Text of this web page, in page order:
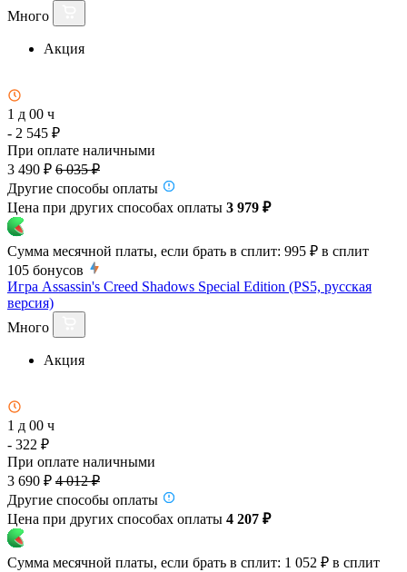
Много
Акция
1 д 00 ч
- 2 545 ₽
При оплате наличными
3 490 ₽ 6 035 ₽
Другие способы оплаты
Цена при других способах оплаты 3 979 ₽
Сумма месячной платы, если брать в сплит: 995 ₽ в сплит
105 бонусов
Игра Assassin's Creed Shadows Special Edition (PS5, русская
версия)
Много
Акция
1 д 00 ч
- 322 ₽
При оплате наличными
3 690 ₽ 4 012 ₽
Другие способы оплаты
Цена при других способах оплаты 4 207 ₽
Сумма месячной платы, если брать в сплит: 1 052 ₽ в сплит